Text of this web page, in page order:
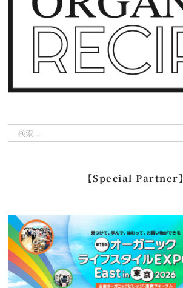
【Special Partner】